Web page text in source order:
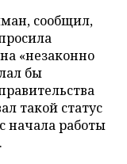
сообщил,
«незаконно
бы
такой статус
начала работы